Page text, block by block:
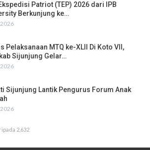
Patriot (TEP) 2026 dari IPB
Berkunjung ke…
Pelaksanaan MTQ ke-XLII Di Koto VII,
Sijunjung Gelar…
Sijunjung Lantik Pengurus Forum Anak
2,632